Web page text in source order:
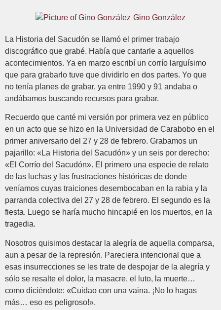
Gino González
La Historia del Sacudón se llamó el primer trabajo
discográfico que grabé. Había que cantarle a aquellos
acontecimientos. Ya en marzo escribí un corrío larguísimo
que para grabarlo tuve que dividirlo en dos partes. Yo que
no tenía planes de grabar, ya entre 1990 y 91 andaba o
andábamos buscando recursos para grabar.
Recuerdo que canté mi versión por primera vez en público
en un acto que se hizo en la Universidad de Carabobo en el
primer aniversario del 27 y 28 de febrero. Grabamos un
pajarillo: «La Historia del Sacudón» y un seis por derecho:
«El Corrío del Sacudón». El primero una especie de relato
de las luchas y las frustraciones históricas de donde
veníamos cuyas traiciones desembocaban en la rabia y la
parranda colectiva del 27 y 28 de febrero. El segundo es la
fiesta. Luego se haría mucho hincapié en los muertos, en la
tragedia.
Nosotros quisimos destacar la alegría de aquella comparsa,
aun a pesar de la represión. Pareciera intencional que a
esas insurrecciones se les trate de despojar de la alegría y
sólo se resalte el dolor, la masacre, el luto, la muerte…
como diciéndote: «Cuidao con una vaina. ¡No lo hagas
más… eso es peligroso!».